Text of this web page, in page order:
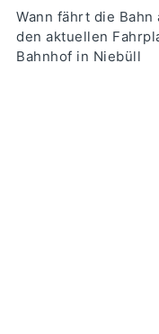
Wann fährt die
den aktuellen
Bahnhof in Niebüll